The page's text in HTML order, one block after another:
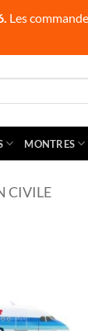
Les
MONTRES
CIVILE